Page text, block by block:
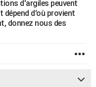
d'argiles peuvent
dépend d'où provient
donnez nous des